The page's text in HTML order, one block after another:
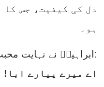
دل کی کیفیت، جس کا
ہو۔
ابراہیمؑ نے نہایت محبت اور نرمی کے ساتھ اپنے باپ/چچا سے کہا:
اے میرے پیارے